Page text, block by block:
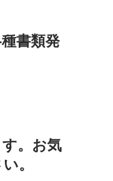
書類発
。お気
。